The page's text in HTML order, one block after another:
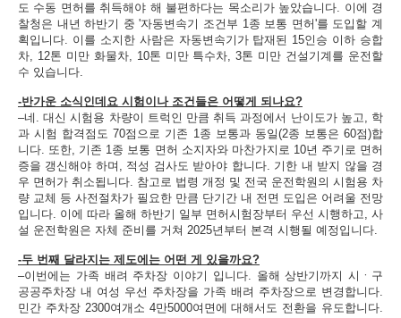
도 수동 면허를 취득해야 해 불편하다는 목소리가 높았습니다. 이에 경
찰청은 내년 하반기 중 '자동변속기 조건부 1종 보통 면허'를 도입할 계
획입니다. 이를 소지한 사람은 자동변속기가 탑재된 15인승 이하 승합
차, 12톤 미만 화물차, 10톤 미만 특수차, 3톤 미만 건설기계를 운전할
수 있습니다.
-반가운 소식인데요 시험이나 조건들은 어떻게 되나요?
–네. 대신 시험용 차량이 트럭인 만큼 취득 과정에서 난이도가 높고, 학
과 시험 합격점도 70점으로 기존 1종 보통과 동일(2종 보통은 60점)합
니다. 또한, 기존 1종 보통 면허 소지자와 마찬가지로 10년 주기로 면허
증을 갱신해야 하며, 적성 검사도 받아야 합니다. 기한 내 받지 않을 경
우 면허가 취소됩니다. 참고로 법령 개정 및 전국 운전학원의 시험용 차
량 교체 등 사전절차가 필요한 만큼 단기간 내 전면 도입은 어려울 전망
입니다. 이에 따라 올해 하반기 일부 면허시험장부터 우선 시행하고, 사
설 운전학원은 자체 준비를 거쳐 2025년부터 본격 시행될 예정입니다.
-두 번째 달라지는 제도에는 어떤 게 있을까요?
–이번에는 가족 배려 주차장 이야기 입니다. 올해 상반기까지 시ㆍ구
공공주차장 내 여성 우선 주차장을 가족 배려 주차장으로 변경합니다.
민간 주차장 2300여개소 4만5000여면에 대해서도 전환을 유도합니다.